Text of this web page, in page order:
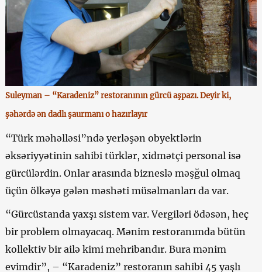
Suleyman – “Karadeniz” restoranının gürcü aşpazı. Deyir ki,
şəhərdə ən dadlı şaurmanı o hazırlayır
“Türk məhəlləsi”ndə yerləşən obyektlərin
əksəriyyətinin sahibi türklər, xidmətçi personal isə
gürcülərdin. Onlar arasında bizneslə məşğul olmaq
üçün ölkəyə gələn məshəti müsəlmanları da var.
“Gürcüstanda yaxşı sistem var. Vergiləri ödəsən, heç
bir problem olmayacaq. Mənim restoranımda bütün
kollektiv bir ailə kimi mehribandır. Bura mənim
evimdir”, – “Karadeniz” restoranın sahibi 45 yaşlı